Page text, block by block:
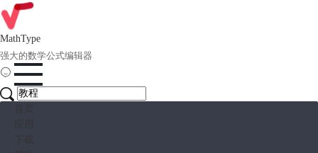
MathType
强大的数学公式编辑器